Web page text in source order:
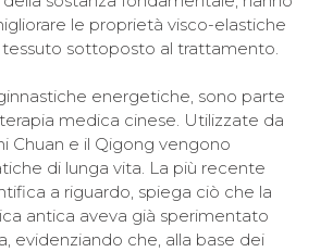
le proprietà visco-elastiche
tessuto sottoposto al trattamento.
energetiche, sono parte
medica cinese. Utilizzate da
Chuan e il Qigong vengono
di lunga vita. La più recente
a riguardo, spiega ciò che la
antica aveva già sperimentato
evidenziando che, alla base dei